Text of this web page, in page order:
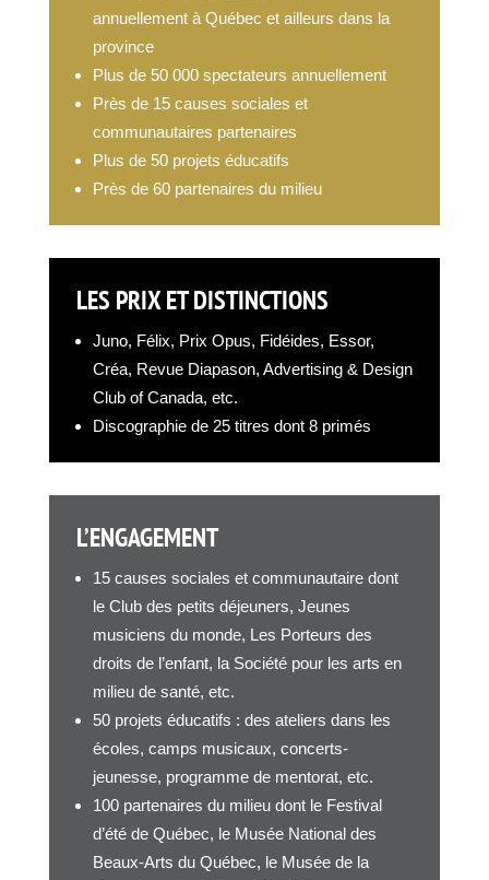
annuellement à Québec et ailleurs dans la
province
Plus de 50 000 spectateurs annuellement
Près de 15 causes sociales et
communautaires partenaires
Plus de 50 projets éducatifs
Près de 60 partenaires du milieu
LES PRIX ET DISTINCTIONS
Juno, Félix, Prix Opus, Fidéides, Essor,
Créa, Revue Diapason, Advertising & Design
Club of Canada, etc.
Discographie de 25 titres dont 8 primés
L’ENGAGEMENT
15 causes sociales et communautaire dont
le Club des petits déjeuners, Jeunes
musiciens du monde, Les Porteurs des
droits de l’enfant, la Société pour les arts en
milieu de santé, etc.
50 projets éducatifs : des ateliers dans les
écoles, camps musicaux, concerts-
jeunesse, programme de mentorat, etc.
100 partenaires du milieu dont le Festival
d’été de Québec, le Musée National des
Beaux-Arts du Québec, le Musée de la